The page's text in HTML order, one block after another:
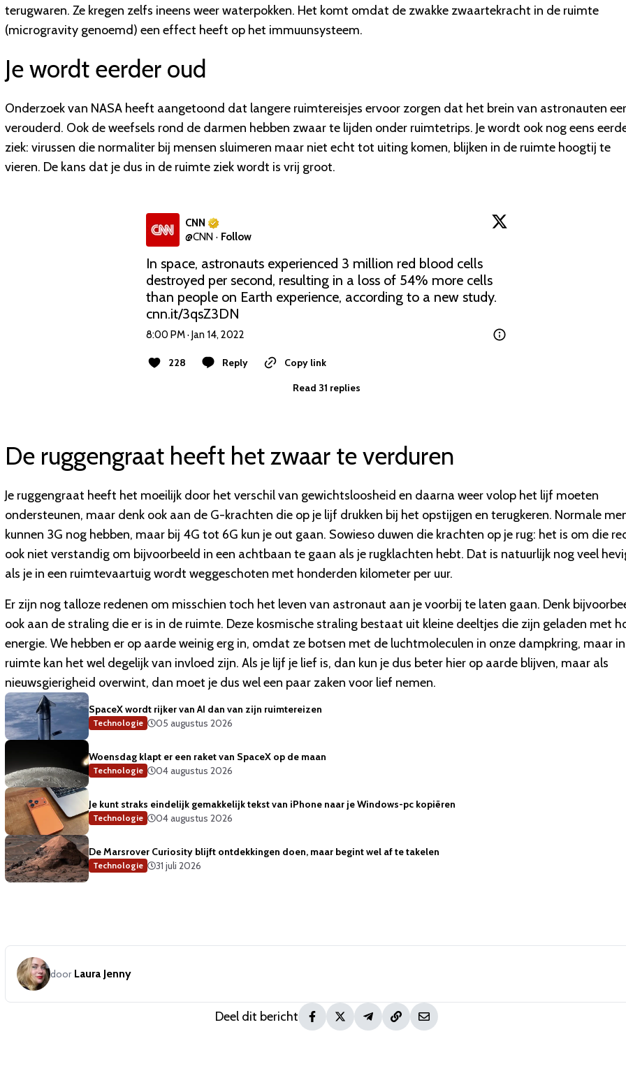
terugwaren. Ze kregen zelfs ineens weer waterpokken. Het komt omdat de zwakke zwaartekracht in de ruimte
(microgravity genoemd) een effect heeft op het immuunsysteem.
Je wordt eerder oud
Onderzoek van NASA heeft aangetoond dat langere ruimtereisjes ervoor zorgen dat het brein van astronauten
verouderd. Ook de weefsels rond de darmen hebben zwaar te lijden onder ruimtetrips. Je wordt ook nog eens
ziek: virussen die normaliter bij mensen sluimeren maar niet echt tot uiting komen, blijken in de ruimte hoogtij te
vieren. De kans dat je dus in de ruimte ziek wordt is vrij groot.
CNN
@CNN · Follow
In space, astronauts experienced 3 million red blood cells
destroyed per second, resulting in a loss of 54% more cells
cnn.it/3qsZ3DN
8:00 PM · Jan 14, 2022
228 Reply
Copy link
Read 31 replies
De ruggengraat heeft het zwaar te verduren
Je ruggengraat heeft het moeilijk door het verschil van gewichtsloosheid en daarna weer volop het lijf moeten
ondersteunen, maar denk ook aan de G-krachten die op je lijf drukken bij het opstijgen en terugkeren. Normale
kunnen 3G nog hebben, maar bij 4G tot 6G kun je out gaan. Sowieso duwen die krachten op je rug: het is om die
ook niet verstandig om bijvoorbeeld in een achtbaan te gaan als je rugklachten hebt. Dat is natuurlijk nog veel
als je in een ruimtevaartuig wordt weggeschoten met honderden kilometer per uur.
Er zijn nog talloze redenen om misschien toch het leven van astronaut aan je voorbij te laten gaan. Denk
ook aan de straling die er is in de ruimte. Deze kosmische straling bestaat uit kleine deeltjes die zijn geladen met
energie. We hebben er op aarde weinig erg in, omdat ze botsen met de luchtmoleculen in onze dampkring, maar
ruimte kan het wel degelijk van invloed zijn. Als je lijf je lief is, dan kun je dus beter hier op aarde blijven, maar als
nieuwsgierigheid overwint, dan moet je dus wel een paar zaken voor lief nemen.
SpaceX wordt rijker van AI dan van zijn ruimtereizen
Technologie 05 augustus 2026
Woensdag klapt er een raket van SpaceX op de maan
Technologie 04 augustus 2026
Je kunt straks eindelijk gemakkelijk tekst van iPhone naar je Windows-pc kopiëren
Technologie 04 augustus 2026
De Marsrover Curiosity blijft ontdekkingen doen, maar begint wel af te takelen
Technologie 31 juli 2026
door Laura Jenny
Deel dit bericht